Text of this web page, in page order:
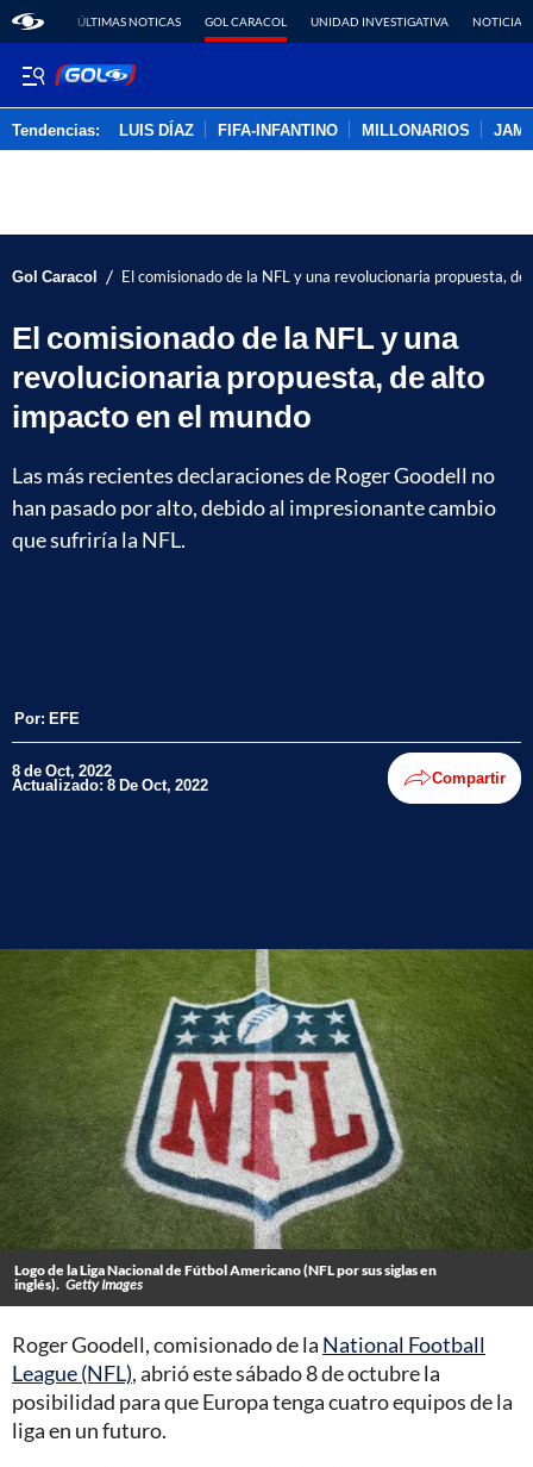
ÚLTIMAS NOTICAS GOL CARACOL UNIDAD INVESTIGATIVA NOTICIAS
Tendencias: LUIS DÍAZ FIFA-INFANTINO MILLONARIOS
Gol Caracol / El comisionado de la NFL y una revolucionaria propuesta,
El comisionado de la NFL y una
revolucionaria propuesta, de alto
impacto en el mundo
Las más recientes declaraciones de Roger Goodell no
han pasado por alto, debido al impresionante cambio
que sufriría la NFL.
Por: EFE
8 de Oct, 2022
Actualizado: 8 De Oct, 2022 Compartir
Logo de la Liga Nacional de Fútbol Americano (NFL por sus siglas en
inglés). Getty Images
Roger Goodell, comisionado de la National Football
League (NFL), abrió este sábado 8 de octubre la
posibilidad para que Europa tenga cuatro equipos de la
liga en un futuro.